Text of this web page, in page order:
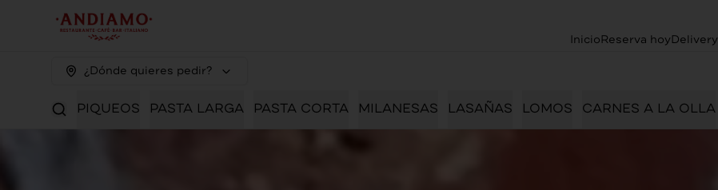
InicioReserva hoyDelivery
¿Dónde quieres pedir?
PIQUEOS PASTA LARGA PASTA CORTA MILANESAS LASAÑAS LOMOS CARNES A LA OLLA